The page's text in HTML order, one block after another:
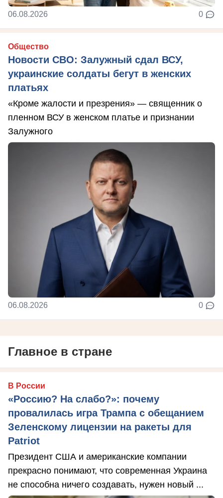
06.08.2026 0
Общество
Новости СВО: Залужный сдал ВСУ,
украинские солдаты бегут в женских
платьях
«Кроме жалости и презрения» — священник о
пленном ВСУ в женском платье и признании
Залужного
06.08.2026 0
Главное в стране
В России
«Россию? На слабо?»: почему
провалилась игра Трампа с обещанием
Зеленскому лицензии на ракеты для
Patriot
Президент США и американские компании
прекрасно понимают, что современная Украина
не способна ничего создавать, нужен новый ...